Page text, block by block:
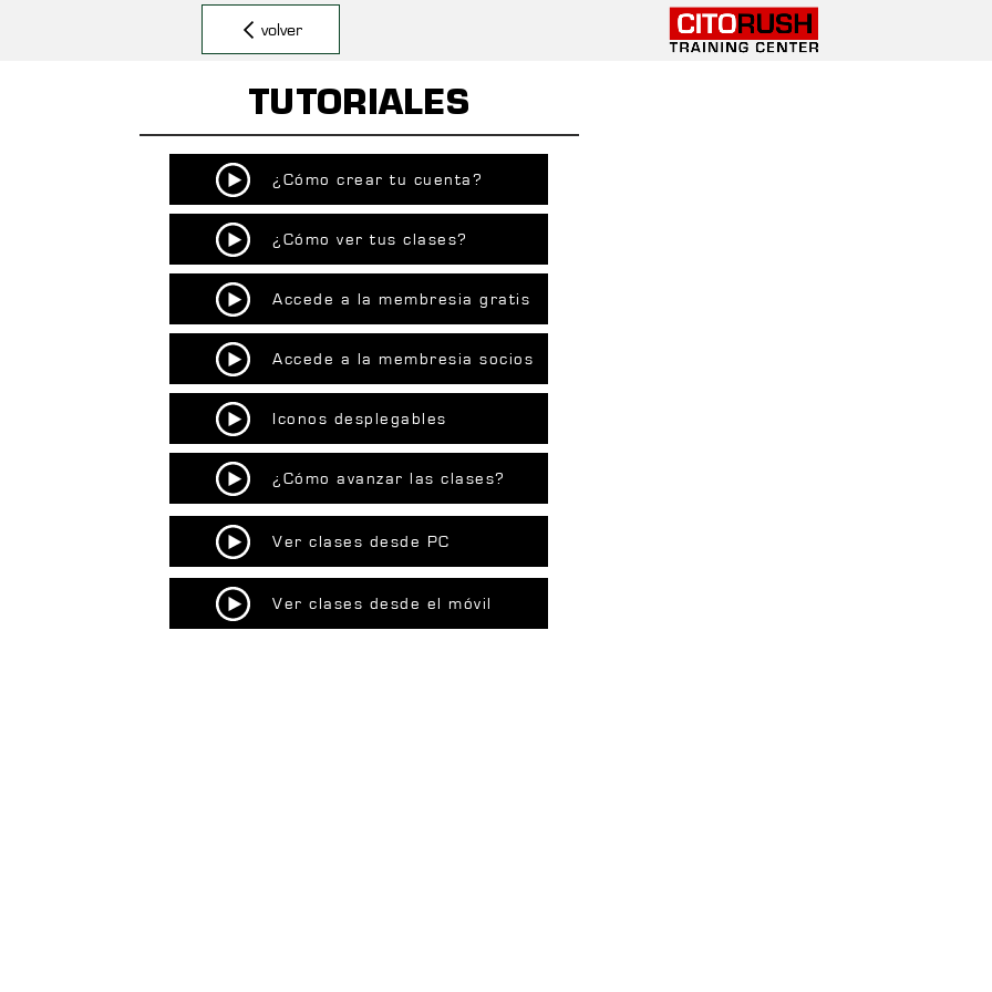
TUTORIALES
¿Cómo crear tu cuenta?
¿Cómo ver tus clases?
Accede a la membresia gratis
Accede a la membresia socios
Iconos desplegables
¿Cómo avanzar las clases?
Ver clases desde PC
Ver clases desde el móvil
volver